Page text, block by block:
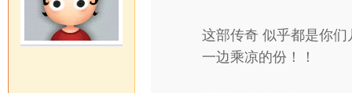
这部传奇 似乎都是你
一边乘凉的份！！